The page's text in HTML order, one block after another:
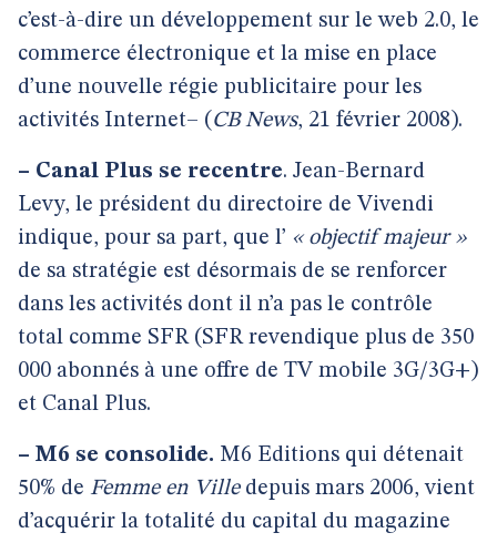
c’est-à-dire un développement sur le web 2.0, le
commerce électronique et la mise en place
d’une nouvelle régie publicitaire pour les
activités Internet– ( CB News, 21 février 2008).
– Canal Plus se recentre. Jean-Bernard
Levy, le président du directoire de Vivendi
indique, pour sa part, que l’ « objectif majeur »
de sa stratégie est désormais de se renforcer
dans les activités dont il n’a pas le contrôle
total comme SFR (SFR revendique plus de 350
000 abonnés à une offre de TV mobile 3G/3G+)
et Canal Plus.
– M6 se consolide. M6 Editions qui détenait
50% de Femme en Villedepuis mars 2006, vient
d’acquérir la totalité du capital du magazine